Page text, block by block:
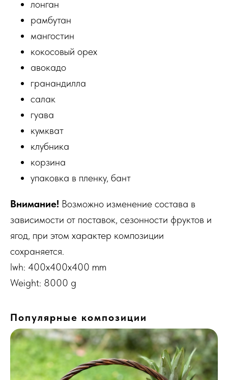
лонган
рамбутан
мангостин
кокосовый орех
авокадо
гранандилла
салак
гуава
кумкват
клубника
корзина
упаковка в пленку, бант
Внимание! Возможно изменение состава в
зависимости от поставок, сезонности фруктов и
ягод, при этом характер композиции
сохраняется.
lwh: 400x400x400 mm
Weight: 8000 g
Популярные композиции